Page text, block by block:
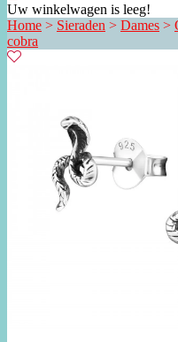
Uw winkelwagen is leeg!
Home > Sieraden > Dames >
cobra